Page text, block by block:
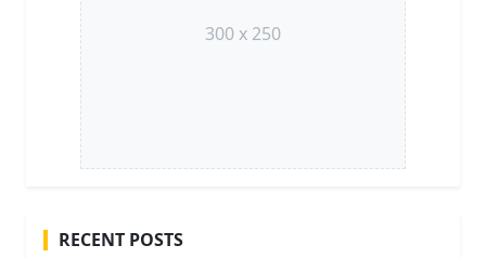
300 x 250
RECENT POSTS